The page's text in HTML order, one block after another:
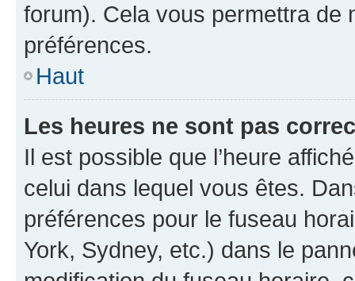
forum). Cela vous permettra de
préférences.
Haut
Les heures ne sont pas
Il est possible que l’heure
celui dans lequel vous êtes.
préférences pour le fuseau
York, Sydney, etc.) dans le